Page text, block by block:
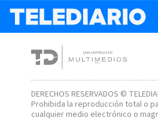
DERECHOS RESERVADOS ©
Prohibida la reproducción total o
cualquier medio electrónico o